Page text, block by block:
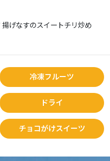
揚げなすのスイートチリ炒め
冷凍フルーツ
ドライ
チョコがけスイーツ